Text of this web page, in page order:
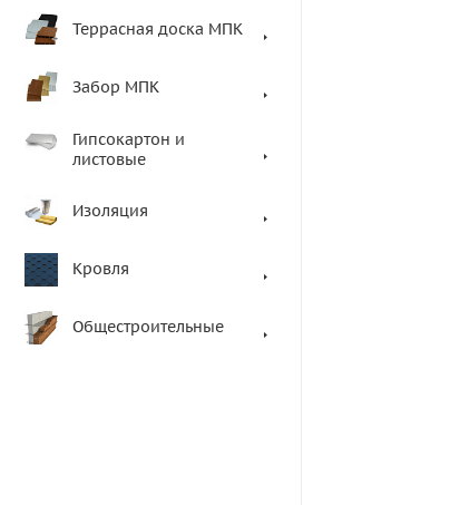
Террасная доска МПК
Забор МПК
Гипсокартон и
листовые
Изоляция
Кровля
Общестроительные